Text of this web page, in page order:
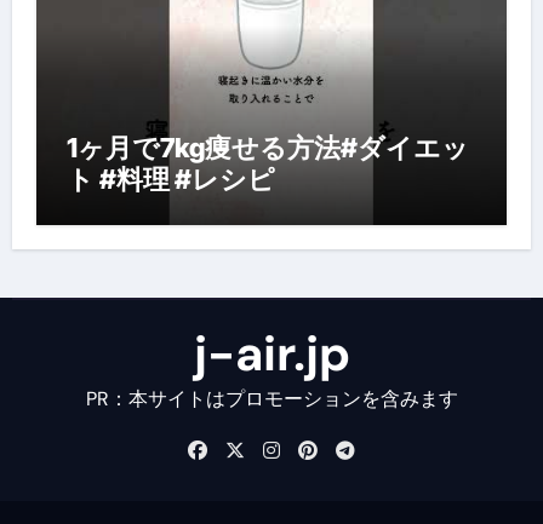
1ヶ月で7kg痩せる方法#ダイエッ
ト #料理 #レシピ
j-air.jp
PR：本サイトはプロモーションを含みます